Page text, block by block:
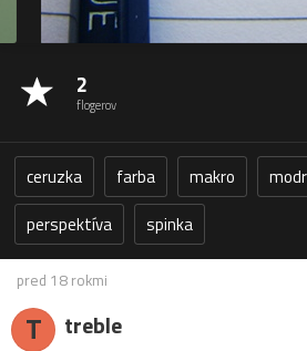
2
flogerov
ceruzka farba makro
perspektíva
spinka
pred 18 rokmi
T treble